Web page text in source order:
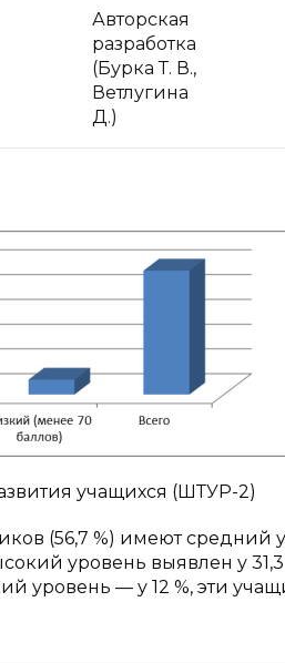
Авторская
разработка
(Бурка Т. В.,
Ветлугина
Д.)
учащихся (ШТУР-2)
(56,7 %) имеют средний
уровень выявлен у
уровень — у 12 %, эти